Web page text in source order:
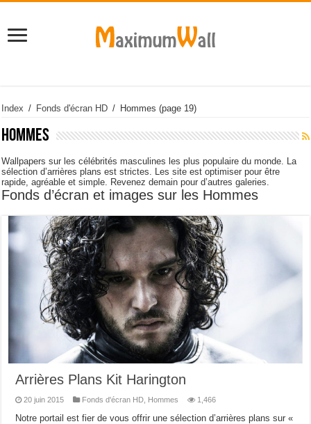
Index / Fonds d'écran HD / Hommes (page 19)
Hommes
Wallpapers sur les célébrités masculines les plus populaire du monde. La
sélection d’arrières plans est strictes. Les site est optimiser pour être
rapide, agréable et simple. Revenez demain pour d’autres galeries.
Fonds d’écran et images sur les Hommes
Arrières Plans Kit Harington
20 juin 2015 Fonds d'écran HD Hommes 1,466
Notre portail est fier de vous offrir une sélection d’arrières plans sur «